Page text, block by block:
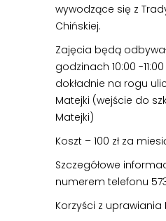
wywodzące się z
Chińskiej.
Zajęcia będą
godzinach 10:00 -
dokładnie na rogu
Matejki (wejście do
Matejki)
Koszt – 100 zł za
Szczegółowe
numerem telefonu
Korzyści z